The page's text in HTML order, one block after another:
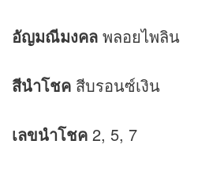
อัญมณีมงคล พลอยไพลิน
สีนำโชค สีบรอนซ์เงิน
เลขนำโชค 2, 5, 7